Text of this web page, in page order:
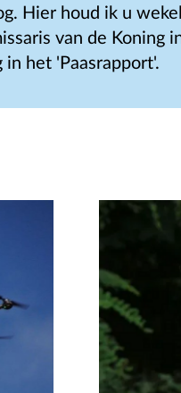
Hier houd ik u
van de Koning
het 'Paasrapport'.